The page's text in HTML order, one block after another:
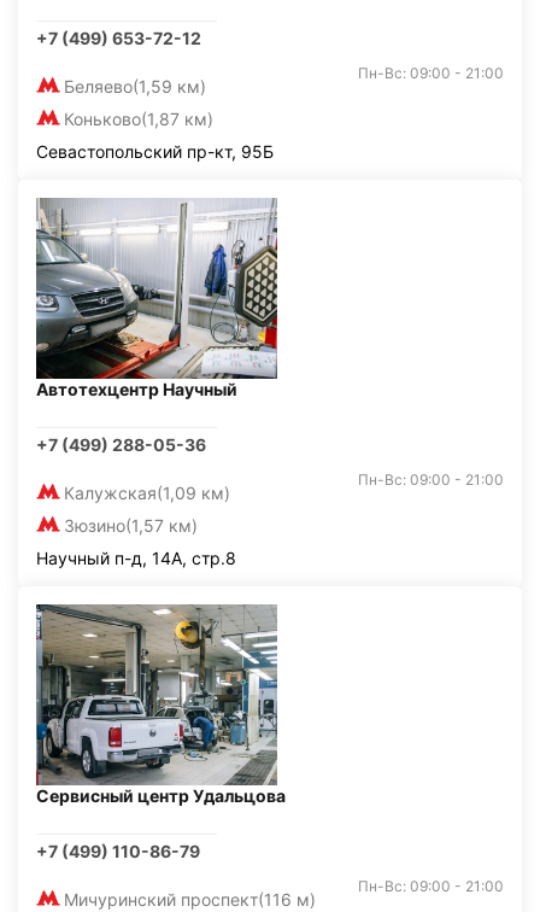
+7 (499) 653-72-12
Беляево(1,59 км)
Коньково(1,87 км)
Пн-Вс: 09:00 - 21:00
Севастопольский пр-кт, 95Б
Автотехцентр Научный
+7 (499) 288-05-36
Калужская(1,09 км)
Зюзино(1,57 км)
Пн-Вс: 09:00 - 21:00
Научный п-д, 14А, стр.8
Сервисный центр Удальцова
+7 (499) 110-86-79
Мичуринский проспект(116 м)
Пн-Вс: 09:00 - 21:00